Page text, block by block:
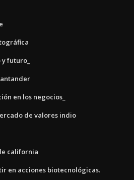
futuro_
en los negocios_
de valores indio
california
en acciones biotecnológicas.